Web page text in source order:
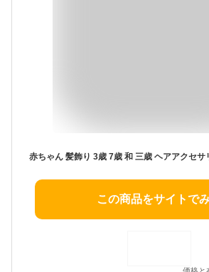
この商品をサイトで